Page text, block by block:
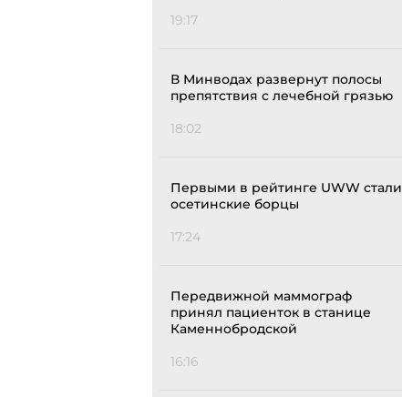
19:17
В Минводах развернут полосы
препятствия с лечебной грязью
18:02
Первыми в рейтинге UWW стали
осетинские борцы
17:24
Передвижной маммограф
принял пациенток в станице
Каменнобродской
16:16